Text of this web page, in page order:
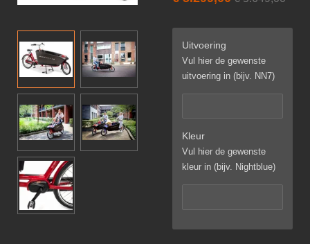
Uitvoering
Vul hier de gewenste
uitvoering in (bijv. NN7)
Kleur
Vul hier de gewenste
kleur in (bijv. Nightblue)